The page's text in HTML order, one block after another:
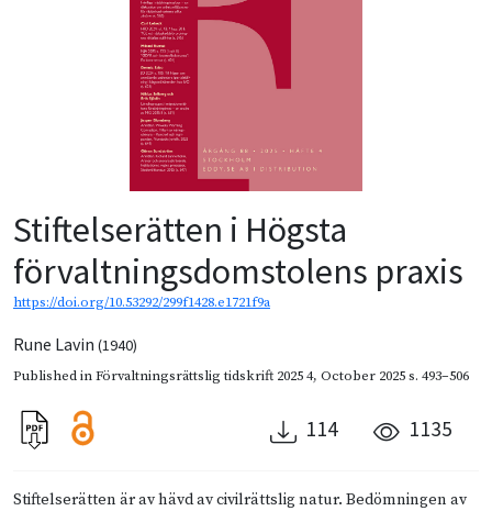
Stiftelserätten i Högsta
förvaltningsdomstolens praxis
https://doi.org/10.53292/299f1428.e1721f9a
Rune Lavin (1940)
Published inFörvaltningsrättslig tidskrift 2025 4, October 2025s. 493–506
114 1135
Stiftelserätten är av hävd av civilrättslig natur. Bedömningen av